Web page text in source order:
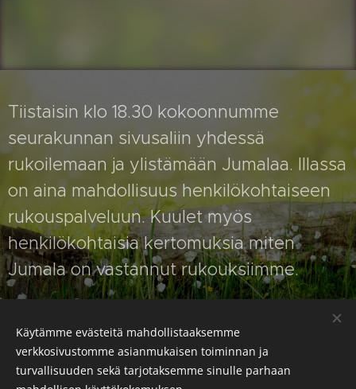
Tiistaisin klo 18.30 kokoonnumme
seurakunnan sivusaliin yhdessä
rukoilemaan ja ylistämään Jumalaa. Illassa
on aina mahdollisuus henkilökohtaiseen
rukouspalveluun. Kuulet myös
henkilökohtaisia kertomuksia miten
Jumala on vastannut rukouksiimme.
Muista rukoustilaisuuksista voit lukea
kuukausi- tai viikko-ohjelmastamme.
Käytämme evästeitä mahdollistaaksemme
verkkosivustomme asianmukaisen toiminnan ja
turvallisuuden sekä tarjotaksemme sinulle parhaan